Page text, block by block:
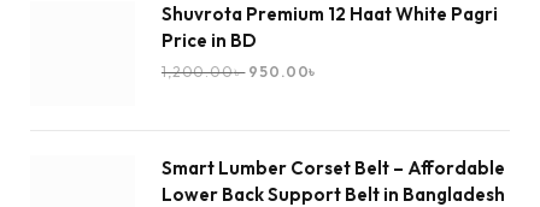
Shuvrota Premium 12 Haat White Pagri
Price in BD
1,200.00৳ 950.00৳
Smart Lumber Corset Belt – Affordable
Lower Back Support Belt in Bangladesh